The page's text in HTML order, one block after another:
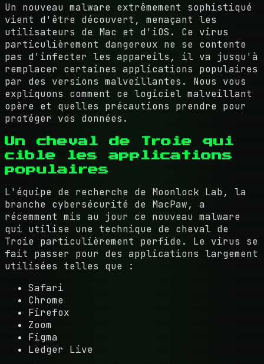
Un nouveau malware extrêmement sophistiqué
vient d'être découvert, menaçant les
utilisateurs de Mac et d'iOS. Ce virus
particulièrement dangereux ne se contente
pas d'infecter les appareils, il va jusqu'à
remplacer certaines applications populaires
par des versions malveillantes. Nous vous
expliquons comment ce logiciel malveillant
opère et quelles précautions prendre pour
protéger vos données.
Un cheval de Troie qui
cible les applications
populaires
L'équipe de recherche de Moonlock Lab, la
branche cybersécurité de MacPaw, a
récemment mis au jour ce nouveau malware
qui utilise une technique de cheval de
Troie particulièrement perfide. Le virus se
fait passer pour des applications largement
utilisées telles que :
Safari
Chrome
Firefox
Zoom
Figma
Ledger Live